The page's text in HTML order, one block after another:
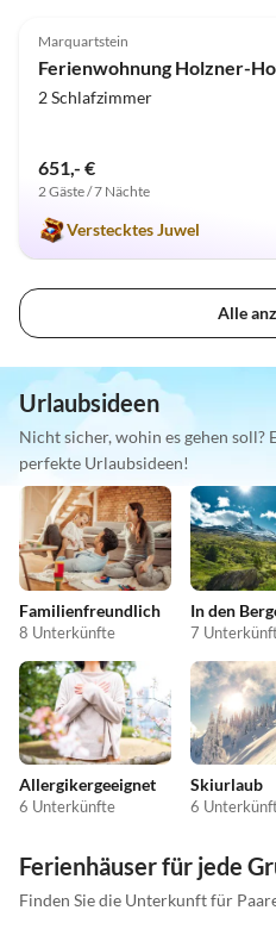
Marquartstein
2 Schlafzimmer
651,- €
2 Gäste / 7 Nächte
Verstecktes Juwel
Alle
Urlaubsideen
Nicht sicher, wohin es gehen soll?
perfekte Urlaubsideen!
Familienfreundlich
8 Unterkünfte
In den
7
Allergikergeeignet
6 Unterkünfte
Skiurlaub
6
Ferienhäuser für jede
Finden Sie die Unterkunft für